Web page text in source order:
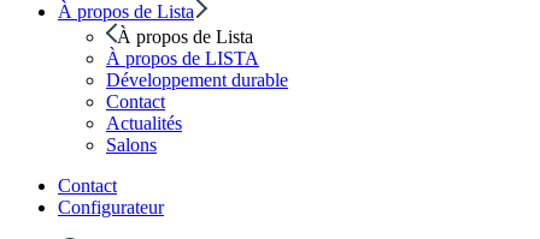
À propos de Lista
À propos de Lista
À propos de LISTA
Développement durable
Contact
Actualités
Salons
Contact
Configurateur